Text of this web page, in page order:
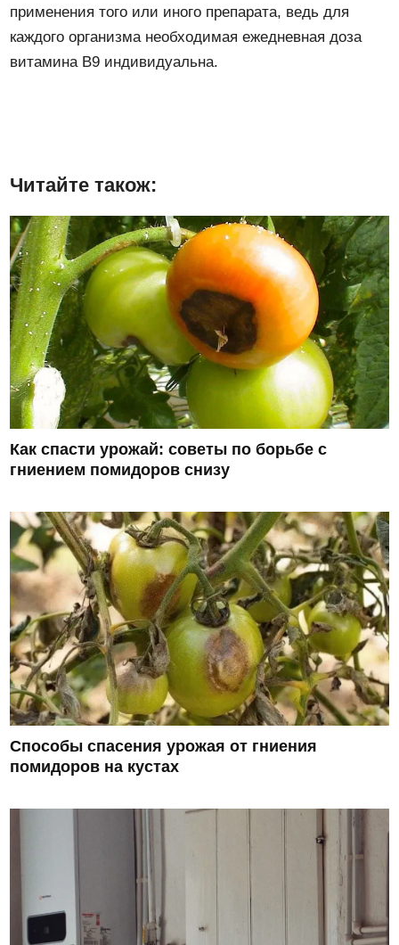
применения того или иного препарата, ведь для
каждого организма необходимая ежедневная доза
витамина B9 индивидуальна.
Читайте також:
Как спасти урожай: советы по борьбе с
гниением помидоров снизу
Способы спасения урожая от гниения
помидоров на кустах